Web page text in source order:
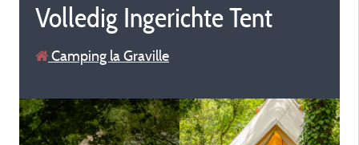
Volledig Ingerichte Tent
Camping la Graville